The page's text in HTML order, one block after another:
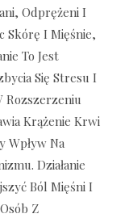
Odprężeni I
Skórę I Mięśnie,
To Jest
Się Stresu I
Rozszerzeniu
Krążenie Krwi
Wpływ Na
Działanie
Ból Mięśni I
Z